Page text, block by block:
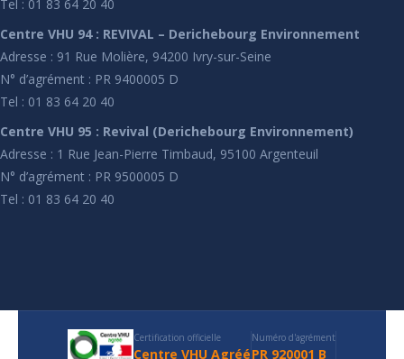
Tel : 01 83 64 20 40
Centre VHU 94 : REVIVAL – Derichebourg Environnement
Adresse : 91 Rue Molière, 94200 Ivry-sur-Seine
N° d’agrément : PR 9400005 D
Tel : 01 83 64 20 40
Centre VHU 95 : Revival (Derichebourg Environnement)
Adresse : 1 Rue Jean-Pierre Timbaud, 95100 Argenteuil
N° d’agrément : PR 9500005 D
Tel : 01 83 64 20 40
Certification officielle
Centre VHU Agréé
Numéro d'agrément
PR 920001 B